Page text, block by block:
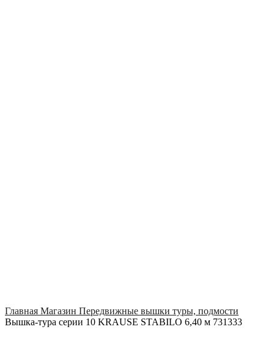
Главная Магазин Передвижные вышки туры, подмости
Вышка-тура серии 10 KRAUSE STABILO 6,40 м 731333